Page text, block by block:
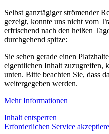
Selbst ganztägiger strömender
gezeigt, konnte uns nicht vom
erfrischend nach den heißen
durchgehend spitze:
Sie sehen gerade einen
eigentlichen Inhalt zuzugreifen,
unten. Bitte beachten Sie, dass
weitergegeben werden.
Mehr Informationen
Inhalt entsperren
Erforderlichen Service